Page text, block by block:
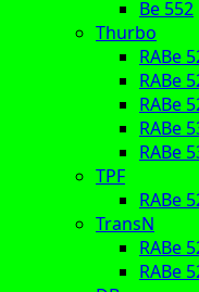
Be 552
Thurbo
RABe
RABe
RABe
RABe
RABe
TPF
RABe
TransN
RABe
RABe